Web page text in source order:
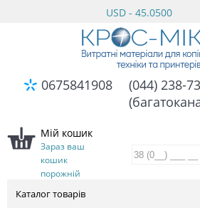
USD - 45.0500
0675841908
(044) 238-
Мій кошик
Зараз ваш
кошик
порожній
Каталог товарів